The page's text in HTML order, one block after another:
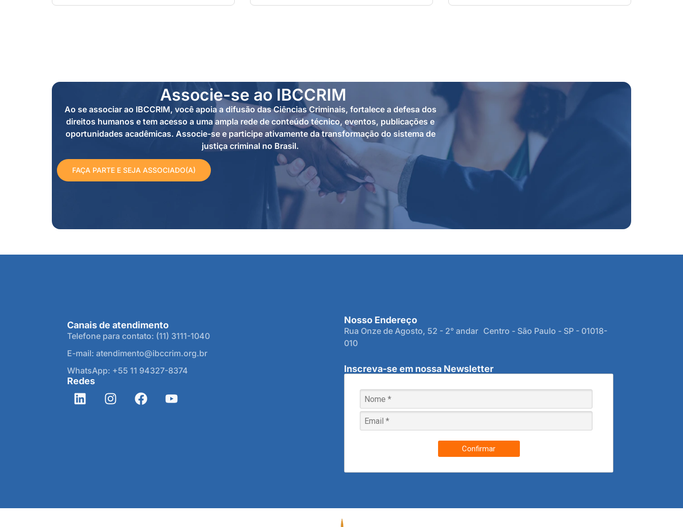
Associe-se ao IBCCRIM
Ao se associar ao IBCCRIM, você apoia a difusão das Ciências Criminais, fortalece a defesa dos
direitos humanos e tem acesso a uma ampla rede de conteúdo técnico, eventos, publicações e
oportunidades acadêmicas. Associe-se e participe ativamente da transformação do sistema de
justiça criminal no Brasil.
FAÇA PARTE E SEJA ASSOCIADO(A)
Canais de atendimento
Telefone para contato: (11) 3111-1040
E-mail: atendimento@ibccrim.org.br
WhatsApp: +55 11 94327-8374
Redes
Nosso Endereço
Rua Onze de Agosto, 52 - 2° andar Centro - São Paulo - SP - 01018-
010
Inscreva-se em nossa Newsletter
Confirmar